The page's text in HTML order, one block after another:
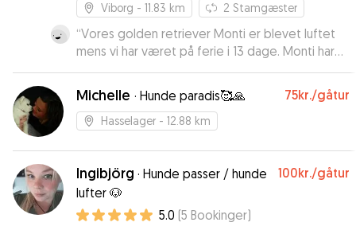
Viborg - 11.83 km 2 Stamgæster
“Vores golden retriever Monti er blevet luftet
mens vi har været på ferie i 13 dage. Monti har
været rigtig glad for Sif, og vi har været helt
trygge. Det er tydeligt, at Sif har en naturlig og
kærlig tilgang til dyr. Vi kan kun give de varmeste
anbefalinger.”
Michelle · Hunde paradis🥰🙏 75kr./gåtur
Hasselager - 12.88 km
Ingibjörg · Hunde passer / hunde
lufter 🐶
100kr./gåtur
5.0 (5 Bookinger)